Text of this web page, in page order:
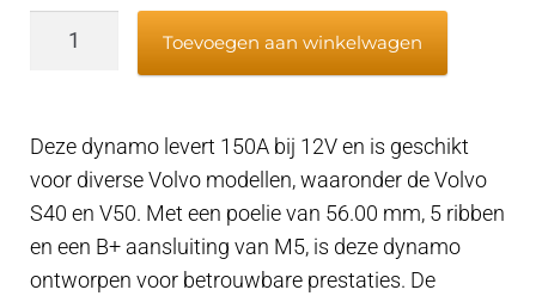
12V,
56.00
mm
poelie
Toevoegen aan winkelwagen
Deze dynamo levert 150A bij 12V en is geschikt
voor diverse Volvo modellen, waaronder de Volvo
S40 en V50. Met een poelie van 56.00 mm, 5 ribben
en een B+ aansluiting van M5, is deze dynamo
ontworpen voor betrouwbare prestaties. De